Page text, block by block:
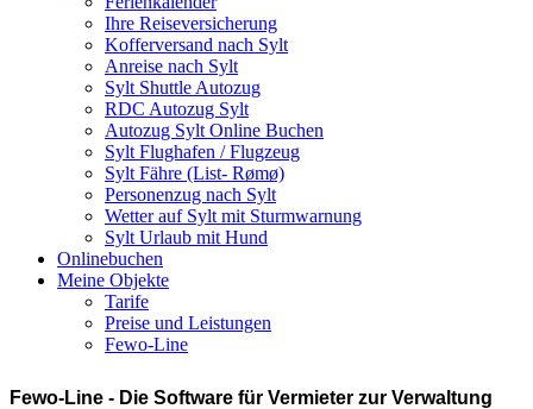
Ihre Reiseversicherung
Kofferversand nach Sylt
Anreise nach Sylt
Sylt Shuttle Autozug
RDC Autozug Sylt
Autozug Sylt Online Buchen
Sylt Flughafen / Flugzeug
Sylt Fähre (List- Rømø)
Personenzug nach Sylt
Wetter auf Sylt mit Sturmwarnung
Sylt Urlaub mit Hund
Onlinebuchen
Meine Objekte
Tarife
Preise und Leistungen
Fewo-Line
Fewo-Line - Die Software für Vermieter zur Verwaltung